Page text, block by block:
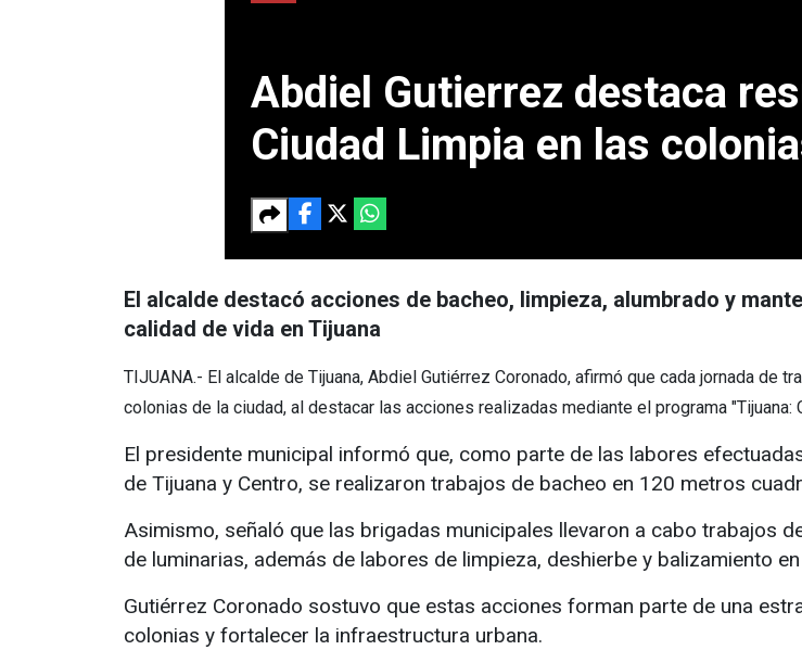
Abdiel Gutierrez destaca
Ciudad Limpia en las
El alcalde destacó acciones de bacheo, limpieza, alumbrado y
calidad de vida en Tijuana
TIJUANA.- El alcalde de Tijuana, Abdiel Gutiérrez Coronado, afirmó que cada jornada
colonias de la ciudad, al destacar las acciones realizadas mediante el programa "Tijuana:
El presidente municipal informó que, como parte de las labores
de Tijuana y Centro, se realizaron trabajos de bacheo en 120 metros
Asimismo, señaló que las brigadas municipales llevaron a cabo trabajos
de luminarias, además de labores de limpieza, deshierbe y balizamiento
Gutiérrez Coronado sostuvo que estas acciones forman parte de una
colonias y fortalecer la infraestructura urbana.